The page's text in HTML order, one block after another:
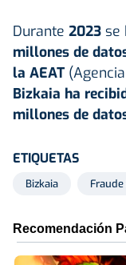
Durante 2023 se
millones de
la AEAT
Bizkaia ha
millones de
ETIQUETAS
Bizkaia